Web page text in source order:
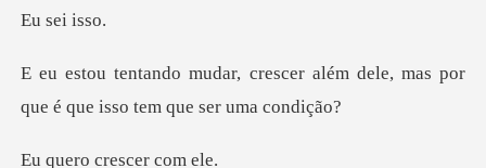
ei i
cer além dele, mas por
que é qu
crescer